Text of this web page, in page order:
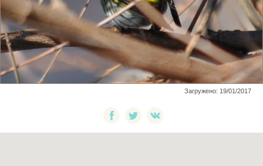
Загружено: 19/01/2017